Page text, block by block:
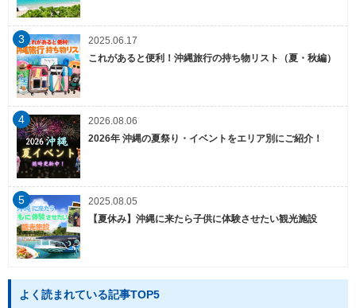
3
2025.06.17
これがあると便利！沖縄旅行の持ち物リスト（夏・秋編）
4
2026.08.06
2026年 沖縄の夏祭り・イベントをエリア別にご紹介！
5
2025.08.05
【夏休み】沖縄に来たら子供に体験させたい観光施設
よく読まれている記事TOP5